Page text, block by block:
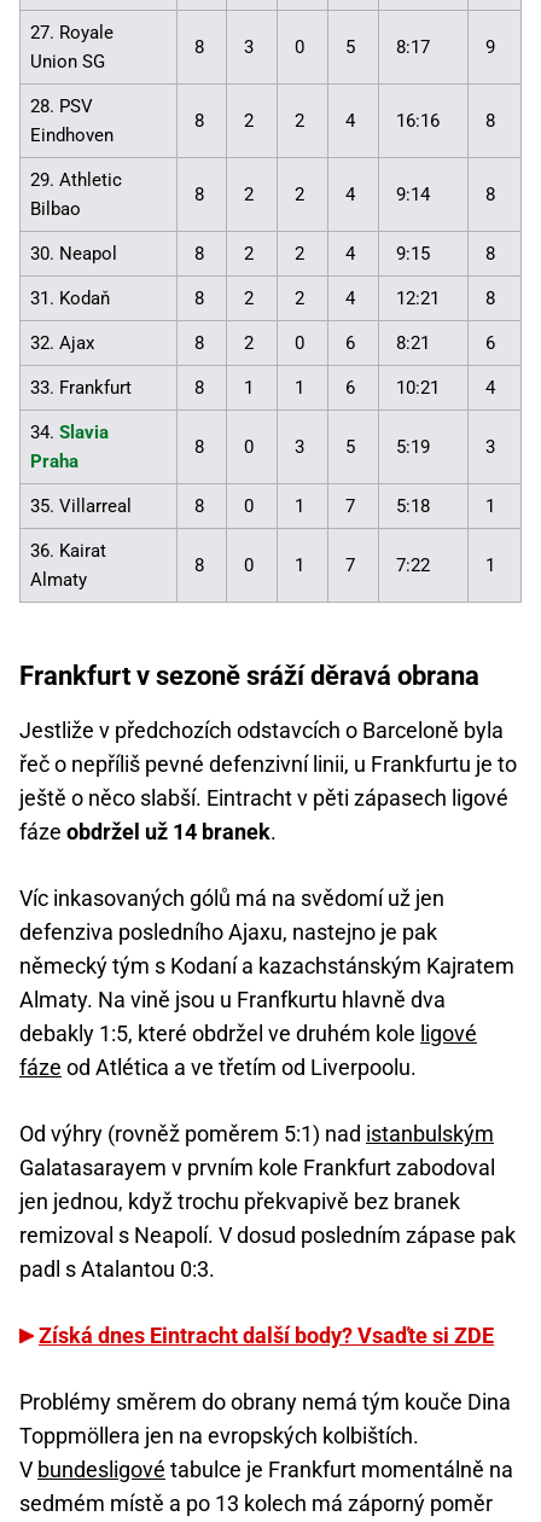
27. Royale
Union SG
8 3 0 5 8:17 9
28. PSV
Eindhoven
8 2 2 4 16:16 8
29. Athletic
Bilbao
8 2 2 4 9:14 8
30. Neapol 8 2 2 4 9:15 8
31. Kodaň 8 2 2 4 12:21 8
32. Ajax 8 2 0 6 8:21 6
33. Frankfurt 8 1 1 6 10:21 4
34. Slavia
Praha
8 0 3 5 5:19 3
35. Villarreal 8 0 1 7 5:18 1
36. Kairat
Almaty
8 0 1 7 7:22 1
Frankfurt v sezoně sráží děravá obrana
Jestliže v předchozích odstavcích o Barceloně byla
řeč o nepříliš pevné defenzivní linii, u Frankfurtu je to
ještě o něco slabší. Eintracht v pěti zápasech ligové
fáze obdržel už 14 branek.
Víc inkasovaných gólů má na svědomí už jen
defenziva posledního Ajaxu, nastejno je pak
německý tým s Kodaní a kazachstánským Kajratem
Almaty. Na vině jsou u Franfkurtu hlavně dva
debakly 1:5, které obdržel ve druhém kole ligové
fáze od Atlética a ve třetím od Liverpoolu.
Od výhry (rovněž poměrem 5:1) nad istanbulským
Galatasarayem v prvním kole Frankfurt zabodoval
jen jednou, když trochu překvapivě bez branek
remizoval s Neapolí. V dosud posledním zápase pak
padl s Atalantou 0:3.
Získá dnes Eintracht další body? Vsaďte si ZDE
Problémy směrem do obrany nemá tým kouče Dina
Toppmöllera jen na evropských kolbištích.
V bundesligové tabulce je Frankfurt momentálně na
sedmém místě a po 13 kolech má záporný poměr